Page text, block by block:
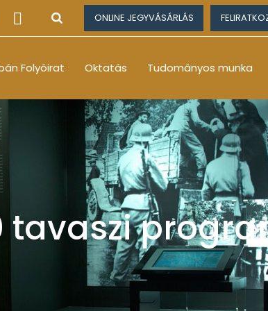
ONLINE JEGYVÁSÁRLÁS
Folyóirat Oktatás Tudományos munka
tavaszi